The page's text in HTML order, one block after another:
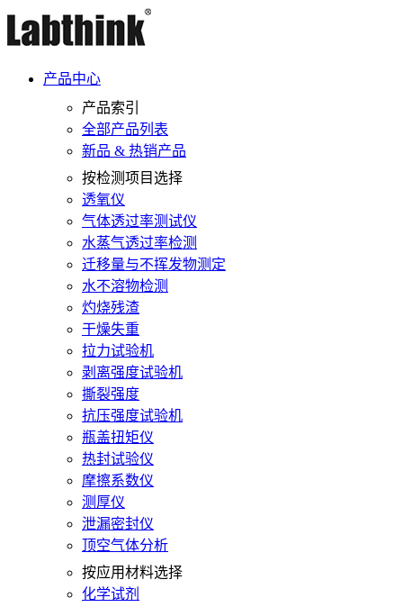
产品中心
产品索引
全部产品列表
新品 & 热销产品
按检测项目选择
透氧仪
气体透过率测试仪
水蒸气透过率检测
迁移量与不挥发物测定
水不溶物检测
灼烧残渣
干燥失重
拉力试验机
剥离强度试验机
撕裂强度
抗压强度试验机
瓶盖扭矩仪
热封试验仪
摩擦系数仪
测厚仪
泄漏密封仪
顶空气体分析
按应用材料选择
化学试剂